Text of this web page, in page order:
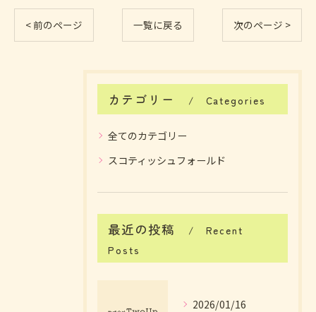
< 前のページ 一覧に戻る 次のページ >
カテゴリー Categories
全てのカテゴリー
スコティッシュフォールド
最近の投稿
Recent
Posts
2026/01/16